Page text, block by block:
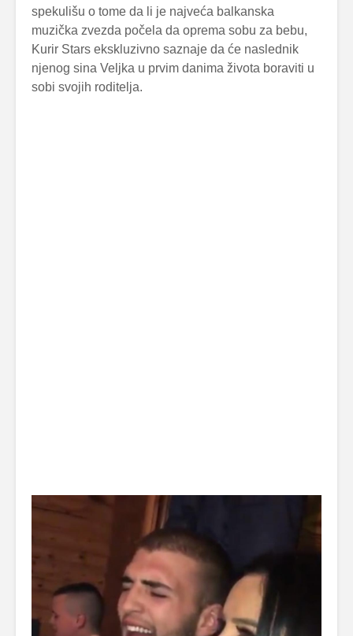
spekulišu o tome da li je najveća balkanska
muzička zvezda počela da oprema sobu za bebu,
Kurir Stars ekskluzivno saznaje da će naslednik
njenog sina Veljka u prvim danima života boraviti u
sobi svojih roditelja.